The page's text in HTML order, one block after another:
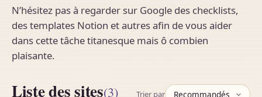
N’hésitez pas à regarder sur Google des checklists,
des templates Notion et autres afin de vous aider
dans cette tâche titanesque mais ô combien
plaisante.
Liste des sites(3) Trier par